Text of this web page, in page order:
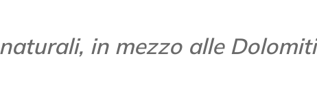
in mezzo alle Dolomiti